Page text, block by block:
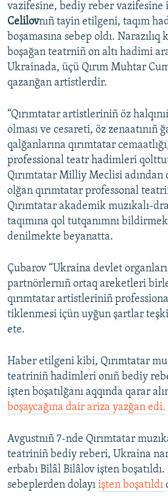
vazifesine, bediy reber vazifesine
Celilovnıñ tayin etilgeni, taqım
boşamasına sebep oldı.
boşağan teatrniñ on altı hadimi
Ukrainada, üçü Qırım Muhtar
qazanğan artistlerdir.
“Qırımtatar artistleriniñ öz
olması ve cesareti, öz zenaatınıñ
qalğanlarına qırımtatar
professional teatr hadimleri
Qırımtatar Milliy Meclisi adından
olğan qırımtatar professonal
Qırımtatar akademik muzıkalı-
taqımına qol tutqanımnı
denilmekte beyanatta.
Çubarov “Ukraina devlet
partnörlernıñ ortaq areketleri
qırımtatar artistleriniñ
tiklenmesi içün uyğun şartlar
ete.
Haber etilgeni kibi, Qırımtatar
teatriniñ hadimleri onıñ bediy
işten boşatılğanı aqqında qarar
boşaycağına dair ariza yazğan edi.
Avgustnıñ 7-nde Qırımtatar
teatriniñ bediy reberi, Ukraina
erbabı Bilâl Bilâlov işten
sebeplerden dolayı işten boşatıldı